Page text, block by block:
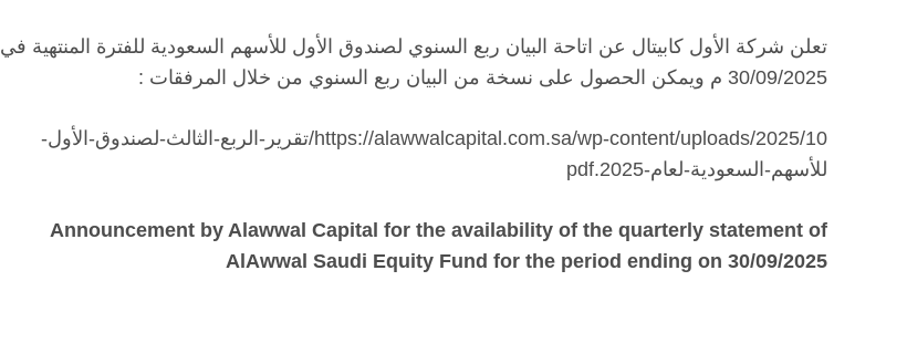
تعلن شركة الأول كابيتال عن اتاحة البيان ربع السنوي لصندوق الأول للأسهم السعودية للفترة المنتهية في
30/09/2025 م ويمكن الحصول على نسخة من البيان ربع السنوي من خلال المرفقات :
https://alawwalcapital.com.sa/wp-content/uploads/2025/10/تقرير-الربع-الثالث-لصندوق-الأول-
للأسهم-السعودية-لعام-2025.
pdf
Announcement by Alawwal Capital for the availability of the quarterly statement of
AlAwwal Saudi Equity Fund for the period ending on 30/09/2025